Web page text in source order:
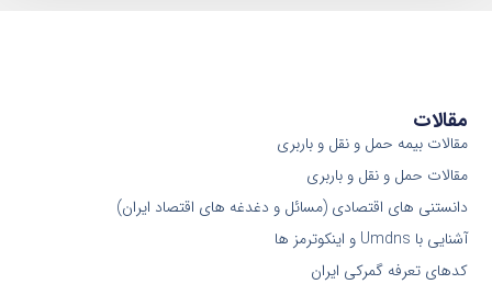
مقالات
مقالات بیمه حمل و نقل و باربری
مقالات حمل و نقل و باربری
دانستنی های اقتصادی (مسائل و دغدغه های اقتصاد ایران)
آشنایی با Umdns و اینکوترمز ها
کدهای تعرفه گمرکی ایران